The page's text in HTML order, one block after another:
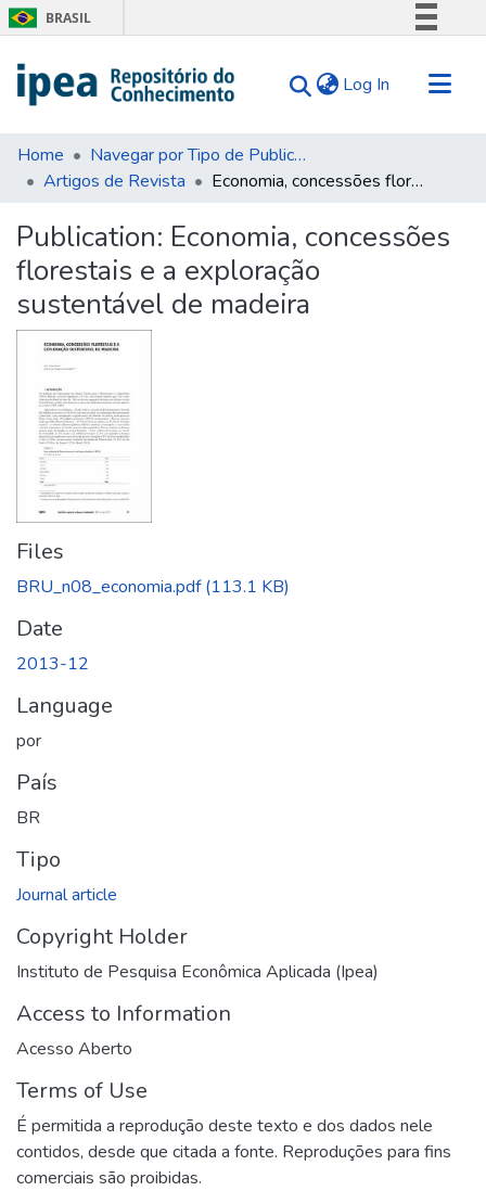
BRASIL
Comunica BR
Acesso à informação
Legislação
Log In (current)
Communities & Collections
Search for
Statistics
Tips
About Us
Home
Navegar por Tipo de Publicação
Artigos de Revista
Economia, concessões florestais e a exploração sustentável de madeira
Publication: Economia, concessões
florestais e a exploração
sustentável de madeira
Files
BRU_n08_economia.pdf(113.1 KB)
Date
2013-12
Language
por
País
BR
Tipo
Journal article
Copyright Holder
Instituto de Pesquisa Econômica Aplicada (Ipea)
Access to Information
Acesso Aberto
Terms of Use
É permitida a reprodução deste texto e dos dados nele
contidos, desde que citada a fonte. Reproduções para fins
comerciais são proibidas.